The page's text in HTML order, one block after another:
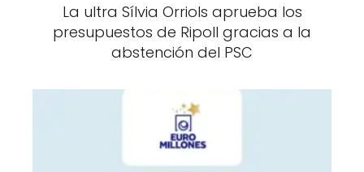
La ultra Sílvia Orriols aprueba los
presupuestos de Ripoll gracias a la
abstención del PSC